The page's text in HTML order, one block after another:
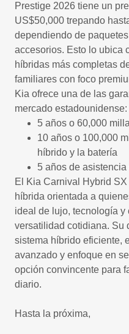
Prestige 2026 tiene un
US$50,000 trepando
dependiendo de
accesorios. Esto lo ubica
híbridas más completas
familiares con foco
Kia ofrece una de las
mercado estadounidense:
5 años o 60,000
10 años o 100,000
híbrido y la batería
5 años de asistencia
El Kia Carnival Hybrid
híbrida orientada a
ideal de lujo, tecnología
versatilidad cotidiana. Su
sistema híbrido eficiente,
avanzado y enfoque en
opción convincente para
diario.
Hasta la próxima,